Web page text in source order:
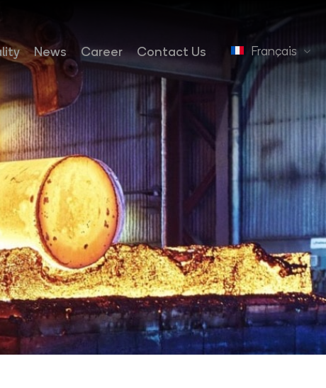
News Career Contact Us Français